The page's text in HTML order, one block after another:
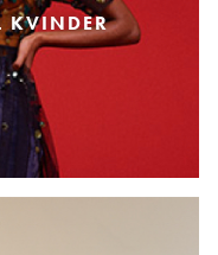
KVINDER